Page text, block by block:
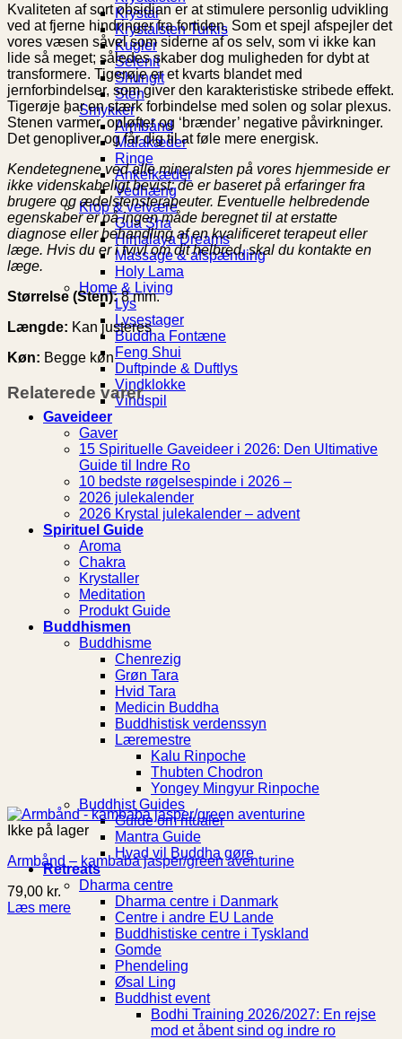
Krystal
Krystalsten Turkis
Kugler
Selenit
Shungit
Sten
Smykker
Armbånd
Malakæder
Ringe
Ankelkæder
Vedhæng
Krop & velvære
Gua Sha
Himalaya Dreams
Massage & afspænding
Holy Lama
Home & Living
Lys
Lysestager
Buddha Fontæne
Feng Shui
Duftpinde & Duftlys
Vindklokke
Vindspil
Gaveideer
Gaver
15 Spirituelle Gaveideer i 2026: Den Ultimative
Guide til Indre Ro
10 bedste røgelsespinde i 2026 –
2026 julekalender
2026 Krystal julekalender – advent
Spirituel Guide
Aroma
Chakra
Krystaller
Meditation
Produkt Guide
Buddhismen
Buddhisme
Chenrezig
Grøn Tara
Hvid Tara
Medicin Buddha
Buddhistisk verdenssyn
Læremestre
Kalu Rinpoche
Thubten Chodron
Yongey Mingyur Rinpoche
Buddhist Guides
Guide om ritualer
Mantra Guide
Hvad vil Buddha gøre
Retreats
Dharma centre
Dharma centre i Danmark
Centre i andre EU Lande
Buddhistiske centre i Tyskland
Gomde
Phendeling
Øsal Ling
Buddhist event
Bodhi Training 2026/2027: En rejse
mod et åbent sind og indre ro
Kvaliteten af ​​sort obsidian er at stimulere personlig udvikling
ved at fjerne hindringer fra fortiden. Som et spejl afspejler det
vores væsen såvel som siderne af os selv, som vi ikke kan
lide så meget; således skaber dog muligheden for dybt at
transformere. Tigerøje er et kvarts blandet med
jernforbindelser, som giver den karakteristiske stribede effekt.
Tigerøje har en stærk forbindelse med solen og solar plexus.
Stenen varmer, opløfter og ‘brænder’ negative påvirkninger.
Det genopliver og får dig til at føle mere energisk.
Kendetegnene ved alle mineralsten på vores hjemmeside er
ikke videnskabeligt bevist; de er baseret på erfaringer fra
brugere og ædelstensterapeuter. Eventuelle helbredende
egenskaber er på ingen måde beregnet til at erstatte
diagnose eller behandling af en kvalificeret terapeut eller
læge. Hvis du er i tvivl om dit helbred, skal du kontakte en
læge.
Størrelse (Sten):8 mm.
Længde: Kan justeres
Køn: Begge køn
Relaterede varer
Ikke på lager
Armbånd – kambaba jasper/green aventurine
79,00 kr.
Læs mere